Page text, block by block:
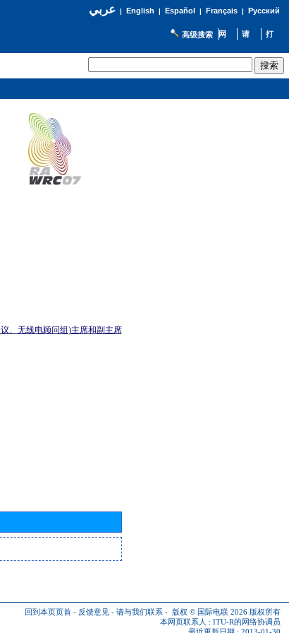
عربي| English | Español | Français| Русский
高级搜索
、无线电顾问组)主席和副主席
回到本页页首 - 反馈意见 - 请与我们联系 - 版权 © 国际电联 2026 版权所有
本网页联系人 : ITU-R的网络协调员